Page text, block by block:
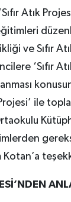
Atık
ve Sıfır
‘Sıfır
ile
Kotan’a